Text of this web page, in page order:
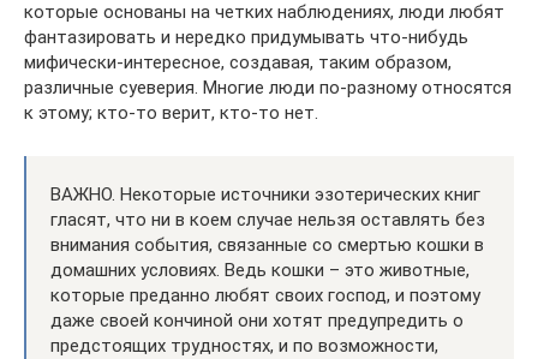
которые основаны на четких наблюдениях, люди любят
фантазировать и нередко придумывать что-нибудь
мифически-интересное, создавая, таким образом,
различные суеверия. Многие люди по-разному относятся
к этому; кто-то верит, кто-то нет.
ВАЖНО. Некоторые источники эзотерических книг
гласят, что ни в коем случае нельзя оставлять без
внимания события, связанные со смертью кошки в
домашних условиях. Ведь кошки – это животные,
которые преданно любят своих господ, и поэтому
даже своей кончиной они хотят предупредить о
предстоящих трудностях, и по возможности,